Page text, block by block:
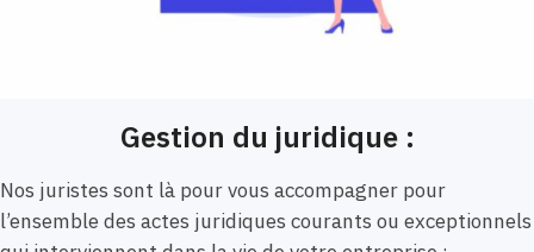
Gestion du juridique :
Nos juristes sont là pour vous accompagner pour
l’ensemble des actes juridiques courants ou exceptionnels